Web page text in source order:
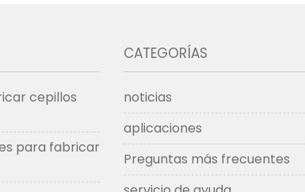
cepillos
para fabricar
CATEGORÍAS
noticias
aplicaciones
Preguntas más frecuentes